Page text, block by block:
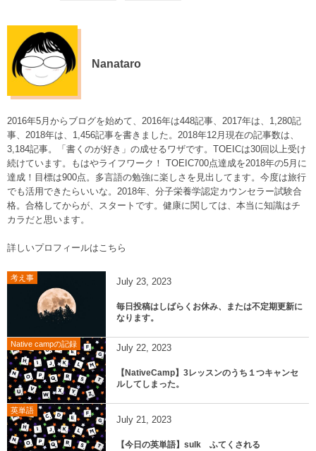
Nanataro
2016年5月からブログを始めて、2016年は448記事、2017年は、1,280記
事、2018年は、1,456記事を書きました。2018年12月現在の記事数は、
3,184記事。「書くのが好き」の成せるワザです。TOEICは30回以上受け
続けています。もはやライフワーク！ TOEIC700点達成を2018年の5月に
達成！目標は900点。多言語の勉強に楽しさを見出してます。今度は旅行
でも活用できたらいいな。2018年、分子栄養学認定カウンセラー試験合
格。合格してからが、スタートです。健康に関しては、本当に知識はチ
カラだと思います。
詳しいプロフィールはこちら
考え事 July 23 2023
毎日投稿はしばらくお休み、または不定期更新に
なります。
Native campの記録 July 22 2023
【NativeCamp】3レッスンのうち１つキャンセ
ルしてしまった。
英単語
July 21 2023
【今日の英単語】sulk ふてくされる